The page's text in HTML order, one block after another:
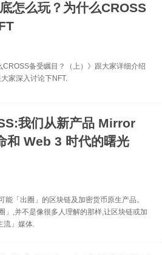
怎么玩？为什么CROSS
备受瞩目？（上）》跟大家详细介绍
家深入讨论下NFT.
我们从新产品 Mirror
和 Web 3 时代的曙光
「出圈」的区块链及加密货币原生产品。
」,并不是像很多人理解的那样,让区块链或加
流」媒体.